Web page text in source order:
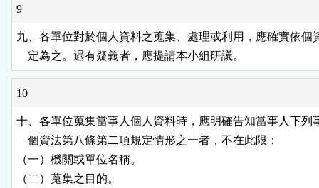
9
九、各單位對於個人資料之蒐集、處理或利用，應確實依個
    定為之。遇有疑義者，應提請本小組研議。
10
十、各單位蒐集當事人個人資料時，應明確告知當事人下列
    個資法第八條第二項規定情形之一者，不在此限：
（一）機關或單位名稱。
（二）蒐集之目的。